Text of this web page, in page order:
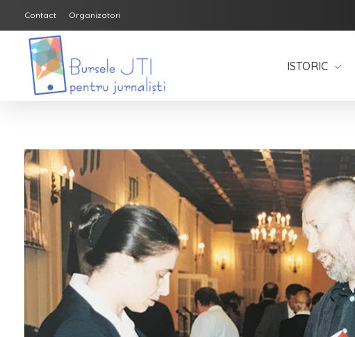
Contact Organizatori
ISTORIC